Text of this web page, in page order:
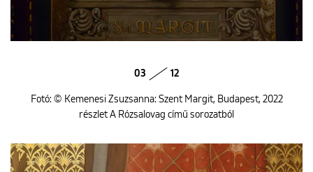
03 12
Fotó: © Kemenesi Zsuzsanna: Szent Margit, Budapest, 2022
részlet A Rózsalovag című sorozatból